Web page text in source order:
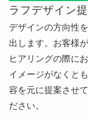
ラフデザイン
デザインの方向性
出します。お客様
ヒアリングの際に
イメージがなくと
容を元に提案させ
ださい。